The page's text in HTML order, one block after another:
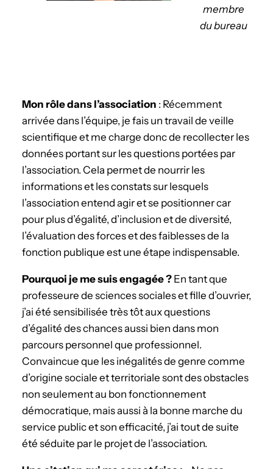
membre
du bureau
Mon rôle dans l’association : Récemment
arrivée dans l’équipe, je fais un travail de veille
scientifique et me charge donc de recollecter les
données portant sur les questions portées par
l’association. Cela permet de nourrir les
informations et les constats sur lesquels
l’association entend agir et se positionner car
pour plus d’égalité, d’inclusion et de diversité,
l’évaluation des forces et des faiblesses de la
fonction publique est une étape indispensable.
­Pourquoi je me suis engagée ? En tant que
professeure de sciences sociales et fille d’ouvrier,
j’ai été sensibilisée très tôt aux questions
d’égalité des chances aussi bien dans mon
parcours personnel que professionnel.
Convaincue que les inégalités de genre comme
d’origine sociale et territoriale sont des obstacles
non seulement au bon fonctionnement
démocratique, mais aussi à la bonne marche du
service public et son efficacité, j’ai tout de suite
été séduite par le projet de l’association.